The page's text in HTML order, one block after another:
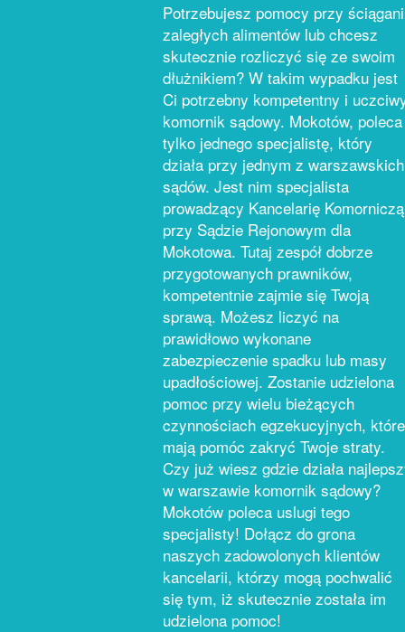
Potrzebujesz pomocy przy
zaległych alimentów lub chcesz
skutecznie rozliczyć się ze swoim
dłużnikiem? W takim wypadku jest
Ci potrzebny kompetentny i
komornik sądowy. Mokotów, poleca
tylko jednego specjalistę, który
działa przy jednym z warszawskich
sądów. Jest nim specjalista
prowadzący Kancelarię Komorniczą
przy Sądzie Rejonowym dla
Mokotowa. Tutaj zespół dobrze
przygotowanych prawników,
kompetentnie zajmie się Twoją
sprawą. Możesz liczyć na
prawidłowo wykonane
zabezpieczenie spadku lub masy
upadłościowej. Zostanie udzielona
pomoc przy wielu bieżących
czynnościach egzekucyjnych, które
mają pomóc zakryć Twoje straty.
Czy już wiesz gdzie działa
w warszawie komornik sądowy?
Mokotów poleca uslugi tego
specjalisty! Dołącz do grona
naszych zadowolonych klientów
kancelarii, którzy mogą pochwalić
się tym, iż skutecznie została im
udzielona pomoc!